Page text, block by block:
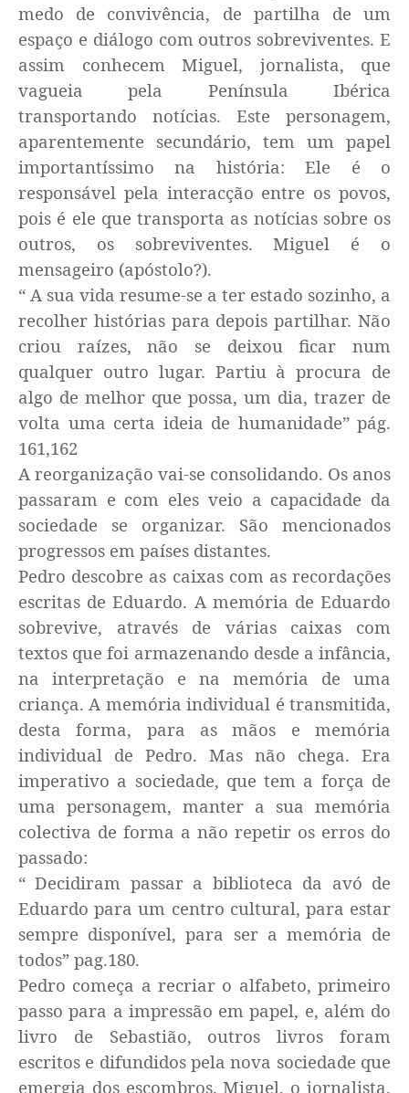
medo de convivência, de partilha de um
espaço e diálogo com outros sobreviventes. E
assim conhecem Miguel, jornalista, que
vagueia pela Península Ibérica
transportando notícias. Este personagem,
aparentemente secundário, tem um papel
importantíssimo na história: Ele é o
responsável pela interacção entre os povos,
pois é ele que transporta as notícias sobre os
outros, os sobreviventes. Miguel é o
mensageiro (apóstolo?).
“ A sua vida resume-se a ter estado sozinho, a
recolher histórias para depois partilhar. Não
criou raízes, não se deixou ficar num
qualquer outro lugar. Partiu à procura de
algo de melhor que possa, um dia, trazer de
volta uma certa ideia de humanidade” pág.
161,162
A reorganização vai-se consolidando. Os anos
passaram e com eles veio a capacidade da
sociedade se organizar. São mencionados
progressos em países distantes.
Pedro descobre as caixas com as recordações
escritas de Eduardo. A memória de Eduardo
sobrevive, através de várias caixas com
textos que foi armazenando desde a infância,
na interpretação e na memória de uma
criança. A memória individual é transmitida,
desta forma, para as mãos e memória
individual de Pedro. Mas não chega. Era
imperativo a sociedade, que tem a força de
uma personagem, manter a sua memória
colectiva de forma a não repetir os erros do
passado:
“ Decidiram passar a biblioteca da avó de
Eduardo para um centro cultural, para estar
sempre disponível, para ser a memória de
todos” pag.180.
Pedro começa a recriar o alfabeto, primeiro
passo para a impressão em papel, e, além do
livro de Sebastião, outros livros foram
escritos e difundidos pela nova sociedade que
emergia dos escombros. Miguel, o jornalista,